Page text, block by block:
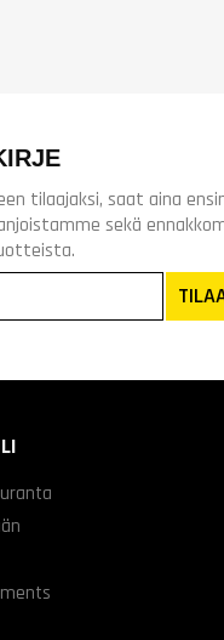
tilaajaksi, saat aina
sekä